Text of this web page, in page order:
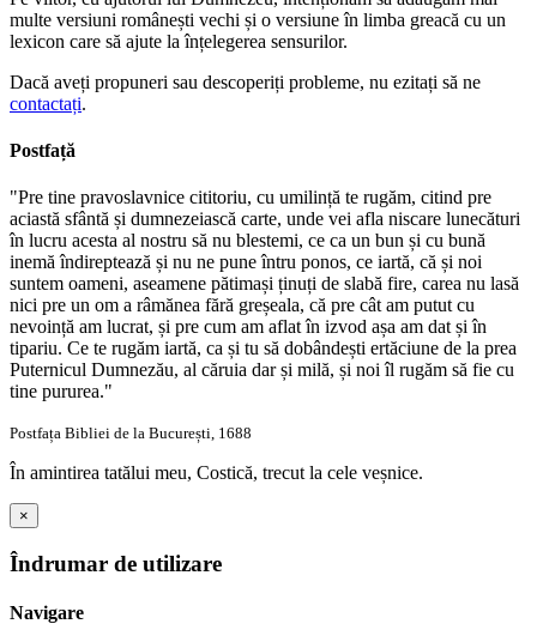
multe versiuni românești vechi și o versiune în limba greacă cu un
lexicon care să ajute la înțelegerea sensurilor.
Dacă aveți propuneri sau descoperiți probleme, nu ezitați să ne
contactați.
Postfață
"Pre tine pravoslavnice cititoriu, cu umilință te rugăm, citind pre
aciastă sfântă și dumnezeiască carte, unde vei afla niscare lunecături
în lucru acesta al nostru să nu blestemi, ce ca un bun și cu bună
inemă îndireptează și nu ne pune întru ponos, ce iartă, că și noi
suntem oameni, aseamene pătimași ținuți de slabă fire, carea nu lasă
nici pre un om a râmănea fără greșeala, că pre cât am putut cu
nevoință am lucrat, și pre cum am aflat în izvod așa am dat și în
tipariu. Ce te rugăm iartă, ca și tu să dobândești ertăciune de la prea
Puternicul Dumnezău, al căruia dar și milă, și noi îl rugăm să fie cu
tine pururea."
Postfața Bibliei de la București, 1688
În amintirea tatălui meu, Costică, trecut la cele veșnice.
×
Îndrumar de utilizare
Navigare